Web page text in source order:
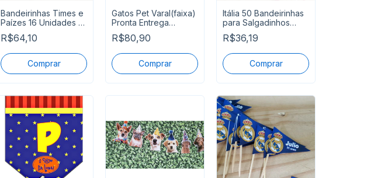
Bandeirinhas Times e
Paízes 16 Unidades -
Fazemos Todos
R$64,10
Gatos Pet Varal(faixa)
Pronta Entrega
Decoração Parede
R$80,90
Itália 50 Bandeirinhas
para Salgadinhos
Pronta Entrega
R$36,19